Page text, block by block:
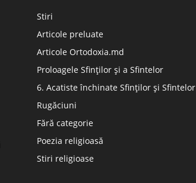
Stiri
Articole preluate
Articole Ortodoxia.md
Proloagele Sfinților și a Sfintelor
6. Acatiste închinate Sfinților și Sfintelor
Rugăciuni
Fără categorie
Poezia religioasă
Stiri religioase